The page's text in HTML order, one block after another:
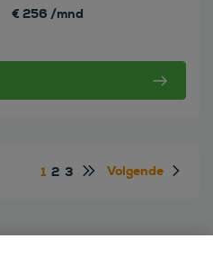
€ 256 /mnd
1 2 3 Volgende